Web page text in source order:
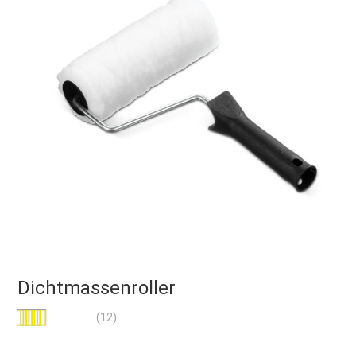
Dichtmassenroller
Bewertung: (12)